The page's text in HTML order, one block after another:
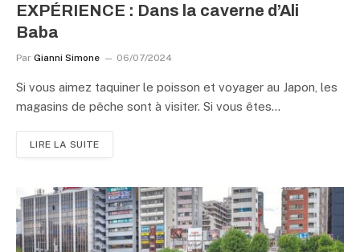
EXPÉRIENCE : Dans la caverne d’Ali
Baba
Par Gianni Simone 06/07/2024
Si vous aimez taquiner le poisson et voyager au Japon, les
magasins de pêche sont à visiter. Si vous êtes…
LIRE LA SUITE